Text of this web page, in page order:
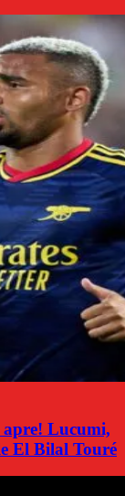
apre! Lucumi,
El Bilal Touré